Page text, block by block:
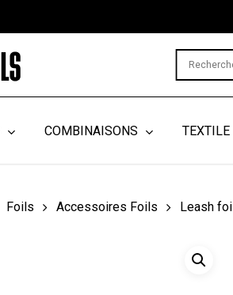
COMBINAISONS TEXTILE
Foils Accessoires Foils Leash foil